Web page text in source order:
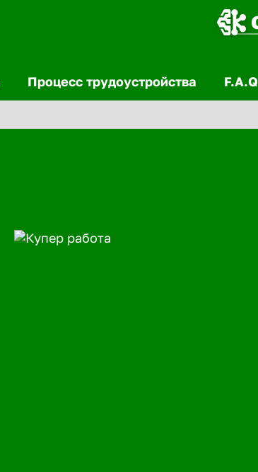
Процесс трудоустройства F.A.Q